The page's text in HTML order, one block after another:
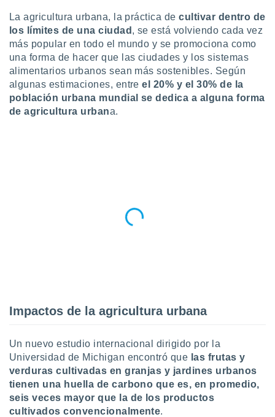
en
más
nuestra
y
sean
el sitio
se
para
La agricultura urbana, la práctica decultivar dentro de
los límites de una ciudad , se está volviendo cada vez
más popular en todo el mundo y se promociona como
una forma de hacer que las ciudades y los sistemas
alimentarios urbanos sean más sostenibles. Según
algunas estimaciones, entreel 20% y el 30% de la
población urbana mundial se dedica a alguna forma
de agricultura urbana.
Impactos de la agricultura urbana
Un nuevo estudio internacional dirigido por la
Universidad de Michigan encontró que las frutas y
verduras cultivadas en granjas y jardines urbanos
tienen una huella de carbono que es, en promedio,
seis veces mayor que la de los productos
cultivados convencionalmente.